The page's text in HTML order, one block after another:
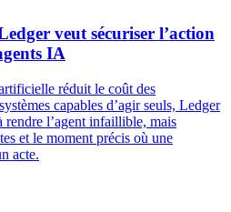
veut sécuriser l’action
IA
réduit le coût des
capables d’agir seuls, Ledger
rendre l’agent infaillible, mais
et le moment précis où une
acte.